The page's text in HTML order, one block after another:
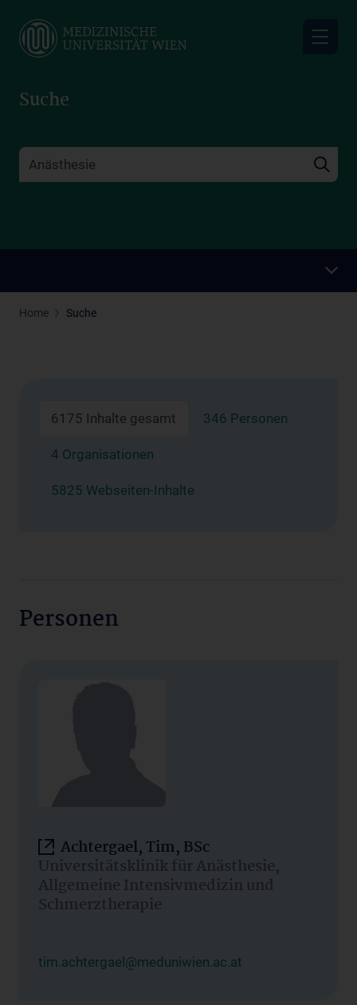
main
Suche
Home Suche
6175 Inhalte gesamt 346 Personen
4 Organisationen
5825 Webseiten-Inhalte
Personen
Achtergael, Tim, BSc
Universitätsklinik für Anästhesie,
Allgemeine Intensivmedizin und
Schmerztherapie
tim.achtergael@meduniwien.ac.at